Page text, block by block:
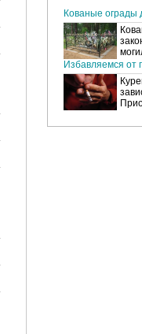
Кованые ограды
Избавляемся от